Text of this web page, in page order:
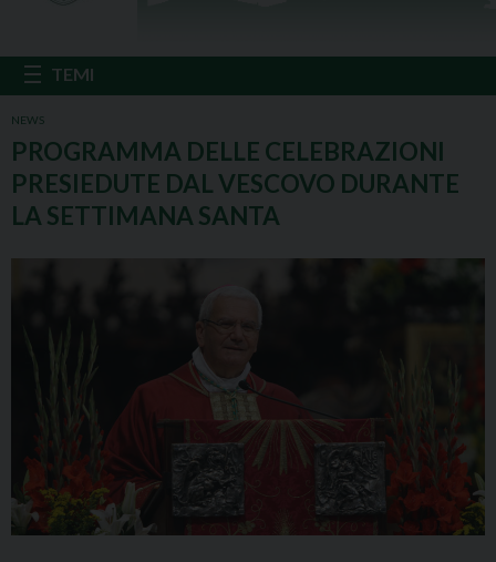
NEWS
PROGRAMMA DELLE CELEBRAZIONI
PRESIEDUTE DAL VESCOVO DURANTE
LA SETTIMANA SANTA